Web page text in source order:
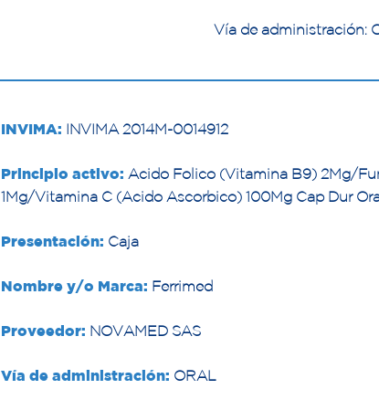
Vía de administración:
INVIMA: INVIMA 2014M-0014912
Principio activo: Acido Folico (Vitamina B9) 2Mg/
1Mg/Vitamina C (Acido Ascorbico) 100Mg Cap Dur
Presentación: Caja
Nombre y/o Marca: Ferrimed
Proveedor: NOVAMED SAS
Vía de administración: ORAL